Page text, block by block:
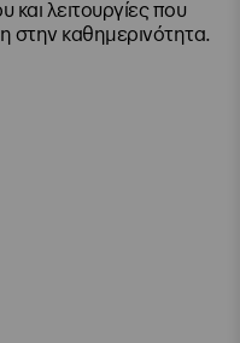
λειτουργίες που
στην καθημερινότητα.